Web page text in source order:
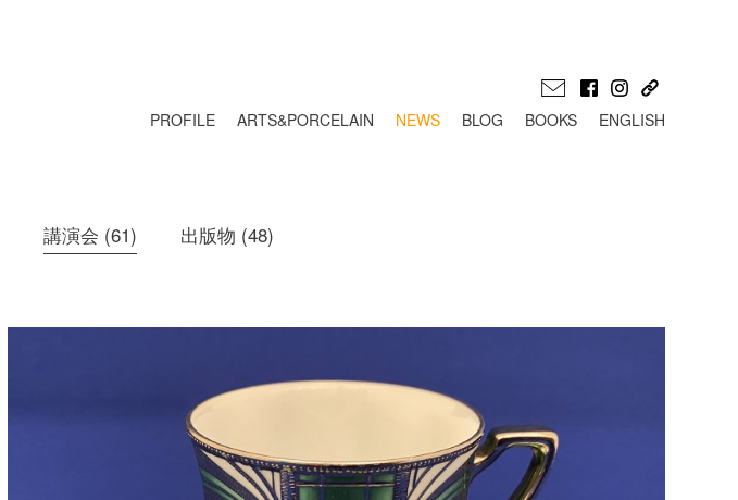
PROFILE ARTS&PORCELAIN NEWS BLOG BOOKS ENGLISH
講演会 (61) 出版物 (48)